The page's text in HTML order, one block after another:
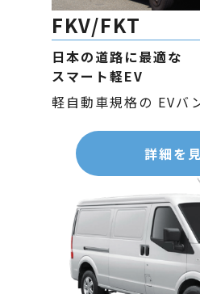
FKV/FKT
日本の道路に最適な
スマート軽EV
軽自動車規格の EVバ
詳細を